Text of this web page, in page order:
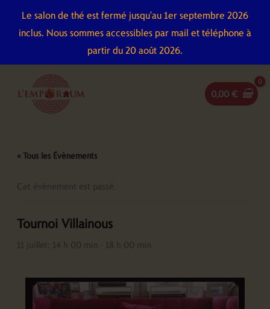
Le salon de thé est fermé jusqu'au 1er septembre 2026
inclus. Nous sommes accessibles par mail et téléphone à
partir du 20 août 2026.
contenu
0,00 €
« Tous les Évènements
Cet évènement est passé.
Tournoi Villainous
11 juillet: 14 h 00 min - 18 h 00 min